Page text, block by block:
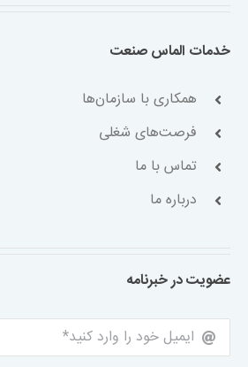
خدمات الماس صنعت
همکاری با سازمان‌ها
فرصت‌های شغلی
تماس با ما
درباره ما
عضویت در خبرنامه